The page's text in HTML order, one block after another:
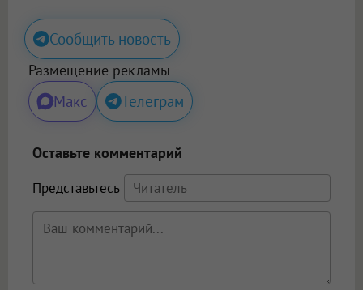
Сообщить новость
Размещение рекламы
Макс Телеграм
Оставьте комментарий
Представьтесь